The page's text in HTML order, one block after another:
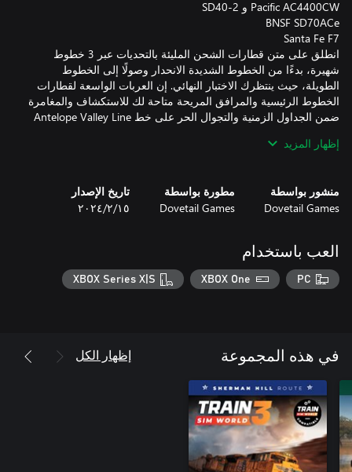
انطلق على متن قطارات الشحن المليئة بالتحديات عبر 3 خطوط
شهيرة، بدءًا من الخطوط الشديدة الانحدار وصولًا إلى الخطوط
الطويلة، حيث ينتظرك الاختبار النهائي. إن العربات الواسعة لقطارات
الخطوط الرئيسية والمرافق المريحة متاحة لك للاستكشاف والمغامرة
ضمن الجداول الزمنية والتجوال الحر على خط Antelope Valley Line
إظهار المزيد
منشور بواسطة
Dovetail Games
مطورة بواسطة
Dovetail Games
تاريخ الإصدار
١٥‏/٢‏/٢٠٢٤
العب باستخدام
PC
XBOX One
XBOX Series X|S
في هذه المجموعة إظهار الكل